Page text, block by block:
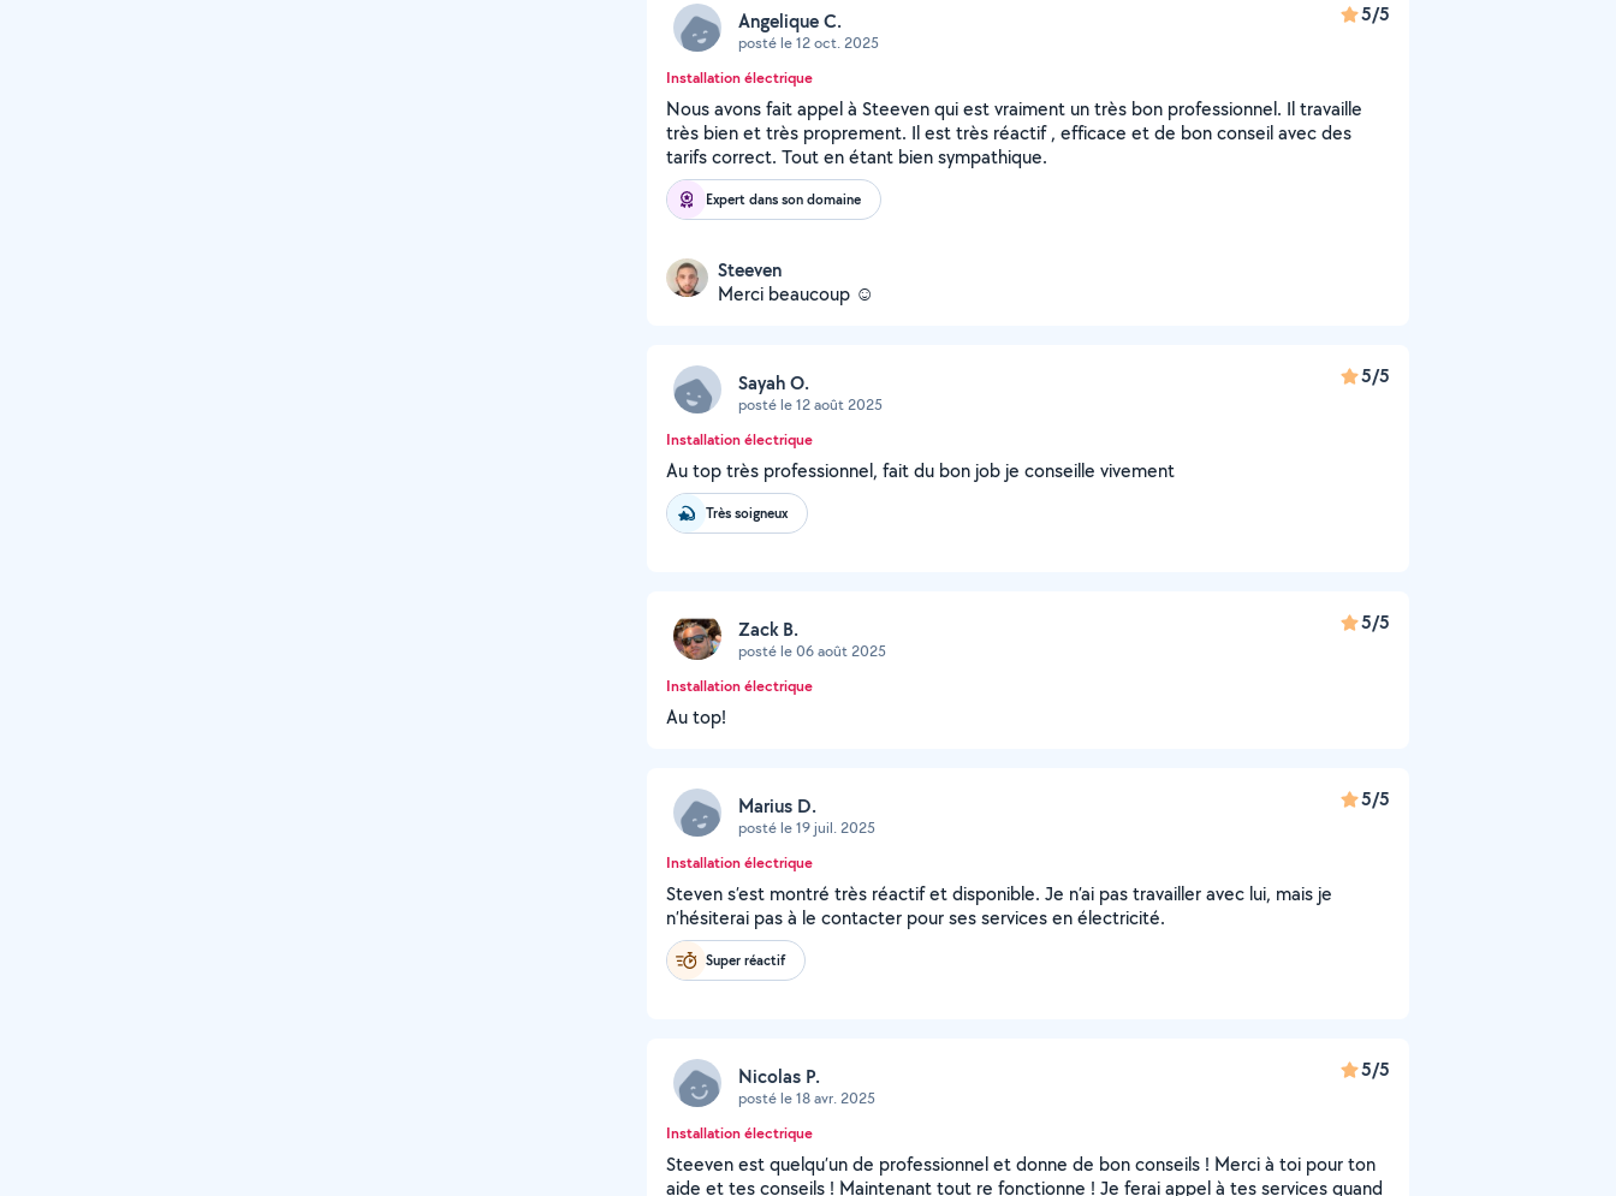
Angelique C.
posté le 12 oct. 2025
5/5
Installation électrique
Nous avons fait appel à Steeven qui est vraiment un très bon professionnel. Il travaille
très bien et très proprement. Il est très réactif , efficace et de bon conseil avec des
tarifs correct. Tout en étant bien sympathique.
Expert dans son domaine
Steeven
Merci beaucoup ☺️
Sayah O.
posté le 12 août 2025
5/5
Installation électrique
Au top très professionnel, fait du bon job je conseille vivement
Très soigneux
Zack B.
posté le 06 août 2025
5/5
Installation électrique
Au top!
Marius D.
posté le 19 juil. 2025
5/5
Installation électrique
Steven s’est montré très réactif et disponible. Je n’ai pas travailler avec lui, mais je
n’hésiterai pas à le contacter pour ses services en électricité.
Super réactif
Nicolas P.
posté le 18 avr. 2025
5/5
Installation électrique
Steeven est quelqu’un de professionnel et donne de bon conseils ! Merci à toi pour ton
aide et tes conseils ! Maintenant tout re fonctionne ! Je ferai appel à tes services quand